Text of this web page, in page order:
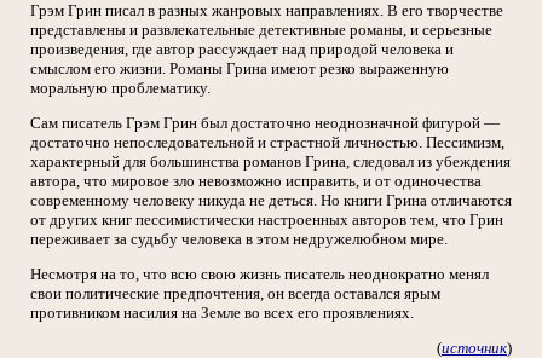
Грэм Грин писал в разных жанровых направлениях. В его творчестве
представлены и развлекательные детективные романы, и серьезные
произведения, где автор рассуждает над природой человека и
смыслом его жизни. Романы Грина имеют резко выраженную
моральную проблематику.
Сам писатель Грэм Грин был достаточно неоднозначной фигурой —
достаточно непоследовательной и страстной личностью. Пессимизм,
характерный для большинства романов Грина, следовал из убеждения
автора, что мировое зло невозможно исправить, и от одиночества
современному человеку никуда не деться. Но книги Грина отличаются
от других книг пессимистически настроенных авторов тем, что Грин
переживает за судьбу человека в этом недружелюбном мире.
Несмотря на то, что всю свою жизнь писатель неоднократно менял
свои политические предпочтения, он всегда оставался ярым
противником насилия на Земле во всех его проявлениях.
(источник)